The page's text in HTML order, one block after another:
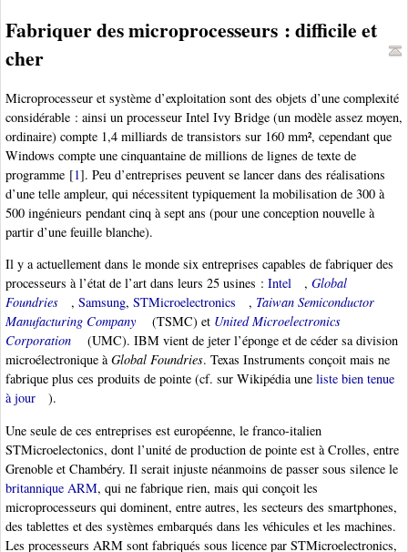
Fabriquer des microprocesseurs : difficile et
cher
Microprocesseur et système d’exploitation sont des objets d’une complexité
considérable : ainsi un processeur Intel Ivy Bridge (un modèle assez moyen,
ordinaire) compte 1,4 milliards de transistors sur 160 mm², cependant que
Windows compte une cinquantaine de millions de lignes de texte de
programme [1]. Peu d’entreprises peuvent se lancer dans des réalisations
d’une telle ampleur, qui nécessitent typiquement la mobilisation de 300 à
500 ingénieurs pendant cinq à sept ans (pour une conception nouvelle à
partir d’une feuille blanche).
Il y a actuellement dans le monde six entreprises capables de fabriquer des
processeurs à l’état de l’art dans leurs 25 usines : Intel , Global
Foundries
, Samsung, STMicroelectronics , Taiwan Semiconductor
Manufacturing Company
(TSMC) et United Microelectronics
Corporation
(UMC). IBM vient de jeter l’éponge et de céder sa division
microélectronique àGlobal Foundries. Texas Instruments conçoit mais ne
fabrique plus ces produits de pointe (cf. sur Wikipédia une liste bien tenue
à jour
).
Une seule de ces entreprises est européenne, le franco-italien
STMicroelectonics, dont l’unité de production de pointe est à Crolles, entre
Grenoble et Chambéry. Il serait injuste néanmoins de passer sous silence le
britannique ARM, qui ne fabrique rien, mais qui conçoit les
microprocesseurs qui dominent, entre autres, les secteurs des smartphones,
des tablettes et des systèmes embarqués dans les véhicules et les machines.
Les processeurs ARM sont fabriqués sous licence par STMicroelectronics,